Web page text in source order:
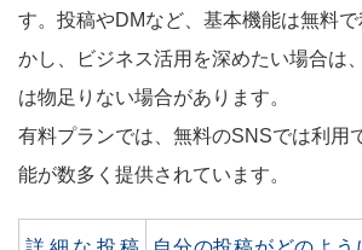
す。投稿やDMなど、基本機能は無料
かし、ビジネス活用を深めたい場合は
は物足りない場合があります。
有料プランでは、無料のSNSでは利用
能が数多く提供されています。